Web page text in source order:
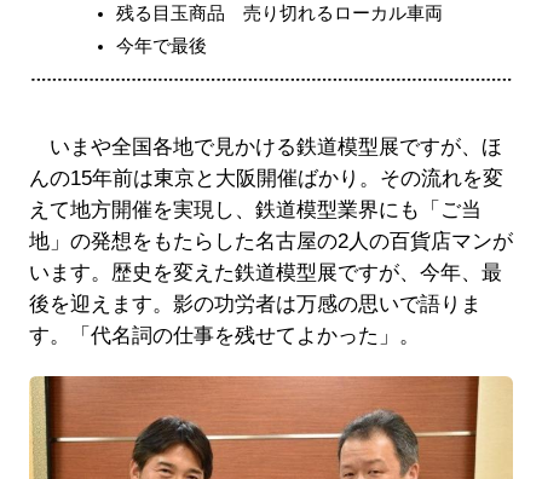
残る目玉商品 売り切れるローカル車両
今年で最後
いまや全国各地で見かける鉄道模型展ですが、ほ
んの15年前は東京と大阪開催ばかり。その流れを変
えて地方開催を実現し、鉄道模型業界にも「ご当
地」の発想をもたらした名古屋の2人の百貨店マンが
います。歴史を変えた鉄道模型展ですが、今年、最
後を迎えます。影の功労者は万感の思いで語りま
す。「代名詞の仕事を残せてよかった」。